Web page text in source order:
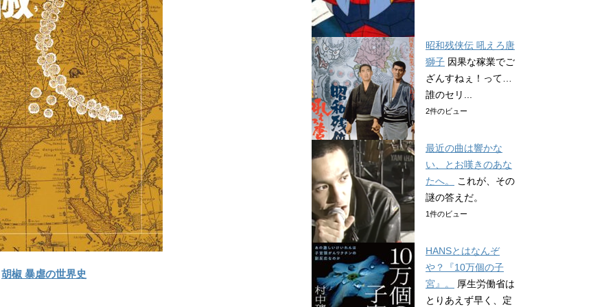
胡椒 暴虐の世界史
昭和残侠伝 吼えろ唐
獅子 因果な稼業でご
ざんすねぇ！って…
誰のセリ...
2件のビュー
最近の曲は響かな
い、とお嘆きのあな
たへ。
これが、その
謎の答えだ。
1件のビュー
HANSとはなんぞ
や？『10万個の子
宮』。
厚生労働省は
とりあえず早く、定